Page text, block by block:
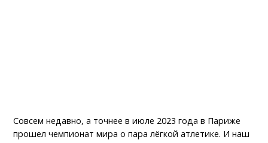
Совсем недавно, а точнее в июле 2023 года в Париже
прошел чемпионат мира о пара лёгкой атлетике. И наш